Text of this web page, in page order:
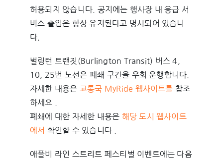
허용되지 않습니다. 공지에는 행사장 내 응급 서
비스 출입은 항상 유지된다고 명시되어 있습니
다.
벌링턴 트랜짓(Burlington Transit) 버스 4,
10, 25번 노선은 폐쇄 구간을 우회 운행합니다.
자세한 내용은 교통국 MyRide 웹사이트를 참조
하세요 .
폐쇄에 대한 자세한 내용은 해당 도시 웹사이트
에서 확인할 수 있습니다 .
애플비 라인 스트리트 페스티벌 이벤트에는 다음